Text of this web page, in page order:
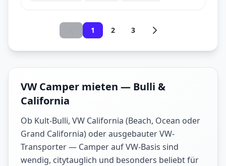
1 2 3
VW Camper mieten — Bulli &
California
Ob Kult-Bulli, VW California (Beach, Ocean oder
Grand California) oder ausgebauter VW-
Transporter — Camper auf VW-Basis sind
wendig, citytauglich und besonders beliebt für